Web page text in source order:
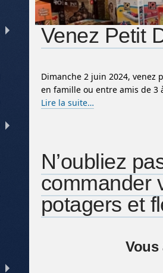
Venez Petit
Dimanche 2 juin 2024, venez
en famille ou entre amis de 3
Lire la suite…
N’oubliez
commander
potagers et
Vous